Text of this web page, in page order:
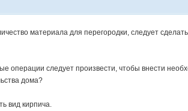
материала для перегородки, следует
операции следует произвести, чтобы внести
дома?
вид кирпича.